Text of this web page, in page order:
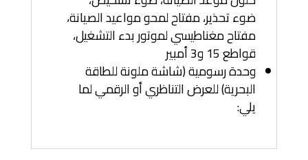
ضوء تحذير، مفتاح لمحو مواعيد الصيانة،
مفتاح مغناطيسي لموتور بدء التشغيل،
قواطع 15 و3 أمبير
وحدة رسومية (شاشة ملونة للطاقة
البحرية) للعرض التناظري أو الرقمي لما
يلي: